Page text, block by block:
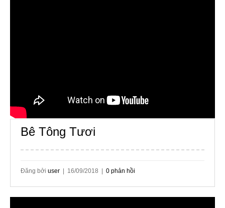
Bê Tông Tươi
Đăng bởi user | 16/09/2018 | 0 phản hồi